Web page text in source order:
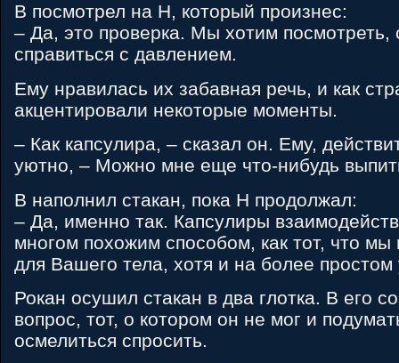
B посмотрел на H, который произнес:
– Да, это проверка. Мы хотим
справиться с давлением.
Ему нравилась их забавная речь, и как
акцентировали некоторые моменты.
– Как капсулира, – сказал он. Ему,
уютно, – Можно мне еще что-нибудь
B наполнил стакан, пока H продолжал:
– Да, именно так. Капсулиры
многом похожим способом, как тот, что мы
для Вашего тела, хотя и на более простом
Рокан осушил стакан в два глотка. В его
вопрос, тот, о котором он не мог и
осмелиться спросить.